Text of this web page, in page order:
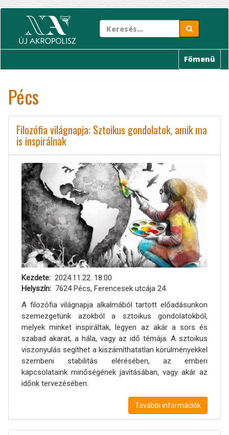
tartalomra
Főmenü
Pécs
Filozófia világnapja: Sztoikus gondolatok, amik ma
is inspirálnak
Kezdete
2024.11.22. 18:00
Helyszín
7624 Pécs, Ferencesek utcája 24.
A filozófia világnapja alkalmából tartott előadásunkon
szemezgetünk azokból a sztoikus gondolatokból,
melyek minket inspiráltak, legyen az akár a sors és
szabad akarat, a hála, vagy az idő témája. A sztoikus
viszonyulás segíthet a kiszámíthatatlan körülményekkel
szembeni stabilitás elérésében, az emberi
kapcsolataink minőségének javításában, vagy akár az
időnk tervezésében.
További információk